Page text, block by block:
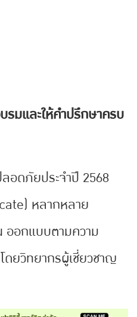
มและให้คำปรึกษาครบ
อดภัยประจำปี 2568
หลากหลาย
ออกแบบตามความ
ดยวิทยากรผู้เชี่ยวชาญ